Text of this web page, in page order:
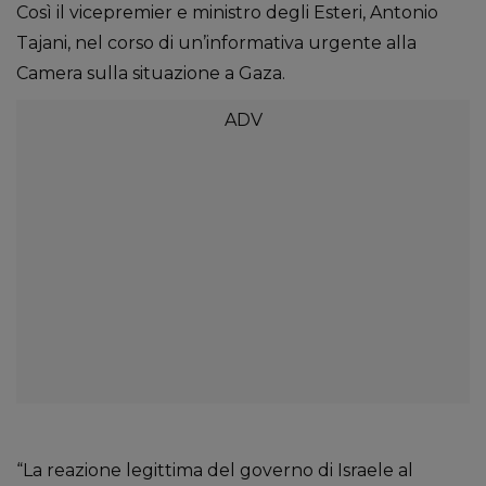
Così il vicepremier e ministro degli Esteri, Antonio
Tajani, nel corso di un’informativa urgente alla
Camera sulla situazione a Gaza.
“La reazione legittima del governo di Israele al